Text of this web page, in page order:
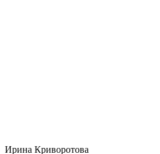
Ирина Криворотова